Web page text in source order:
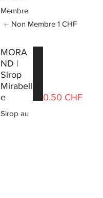
Membre
Non Membre 1 CHF
MORA
ND |
Sirop
Mirabell
e
Sirop au
0.50 CHF